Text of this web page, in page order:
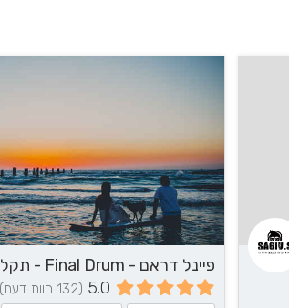
055-4539182
לחצ/י ליצירת קשר
5.0 (132 חוות דעת)